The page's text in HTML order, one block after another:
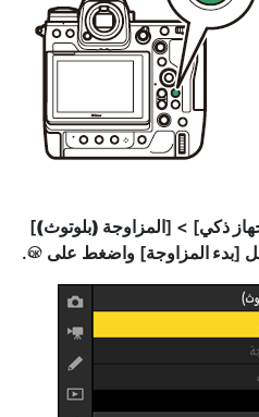
ذكي] > [المزاوجة (بلوتوث)]
[بدء المزاوجة] واضغط على J
.